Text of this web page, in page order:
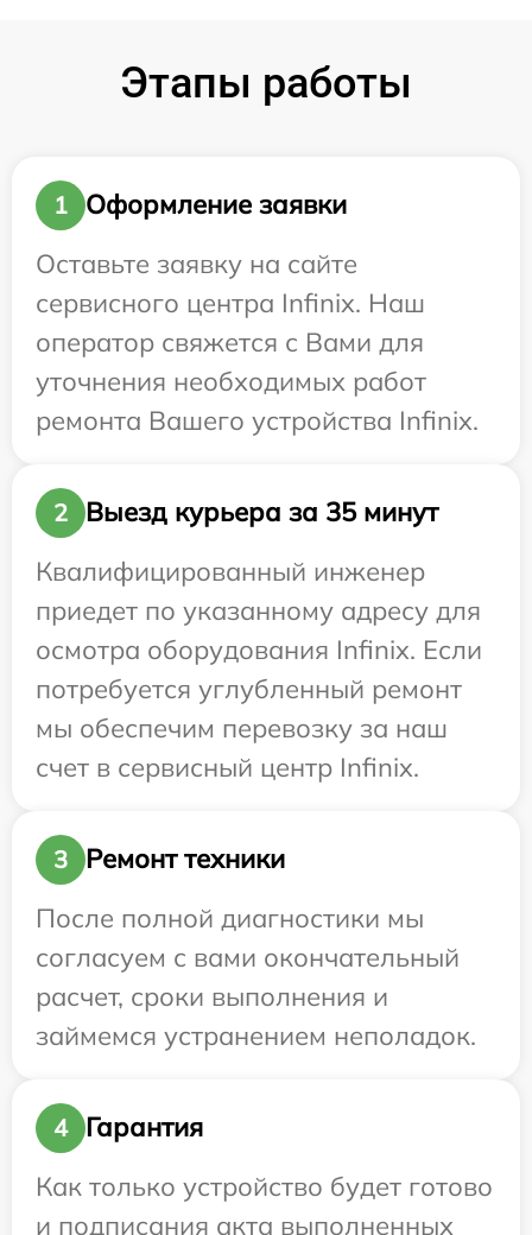
Этапы работы
1
Оформление заявки
Оставьте заявку на сайте
сервисного центра Infinix. Наш
оператор свяжется с Вами для
уточнения необходимых работ
ремонта Вашего устройства Infinix.
2
Выезд курьера за 35 минут
Квалифицированный инженер
приедет по указанному адресу для
осмотра оборудования Infinix. Если
потребуется углубленный ремонт
мы обеспечим перевозку за наш
счет в сервисный центр Infinix.
3
Ремонт техники
После полной диагностики мы
согласуем с вами окончательный
расчет, сроки выполнения и
займемся устранением неполадок.
4
Гарантия
Как только устройство будет готово
и подписания акта выполненных